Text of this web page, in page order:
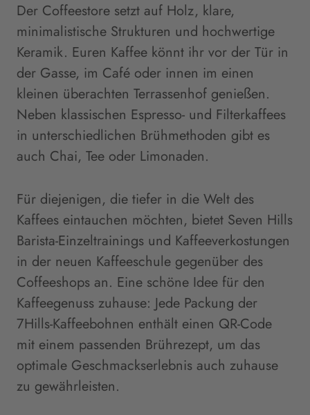
Der Coffeestore setzt auf Holz, klare,
minimalistische Strukturen und hochwertige
Keramik. Euren Kaffee könnt ihr vor der Tür in
der Gasse, im Café oder innen im einen
kleinen überachten Terrassenhof genießen.
Neben klassischen Espresso- und Filterkaffees
in unterschiedlichen Brühmethoden gibt es
auch Chai, Tee oder Limonaden.
Für diejenigen, die tiefer in die Welt des
Kaffees eintauchen möchten, bietet Seven Hills
Barista-Einzeltrainings und Kaffeeverkostungen
in der neuen Kaffeeschule gegenüber des
Coffeeshops an. Eine schöne Idee für den
Kaffeegenuss zuhause: Jede Packung der
7Hills-Kaffeebohnen enthält einen QR-Code
mit einem passenden Brührezept, um das
optimale Geschmackserlebnis auch zuhause
zu gewährleisten.